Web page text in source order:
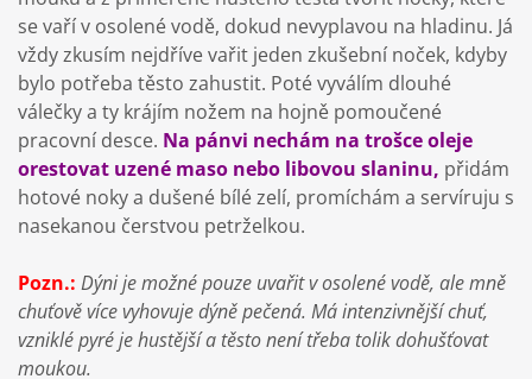
se vaří v osolené vodě, dokud nevyplavou na hladinu. Já
vždy zkusím nejdříve vařit jeden zkušební noček, kdyby
bylo potřeba těsto zahustit. Poté vyválím dlouhé
válečky a ty krájím nožem na hojně pomoučené
pracovní desce. Na pánvi nechám na trošce oleje
orestovat uzené maso nebo libovou slaninu, přidám
hotové noky a dušené bílé zelí, promíchám a servíruju s
nasekanou čerstvou petrželkou.
Pozn.: Dýni je možné pouze uvařit v osolené vodě, ale mně
chuťově více vyhovuje dýně pečená. Má intenzivnější chuť,
vzniklé pyré je hustější a těsto není třeba tolik dohušťovat
moukou.